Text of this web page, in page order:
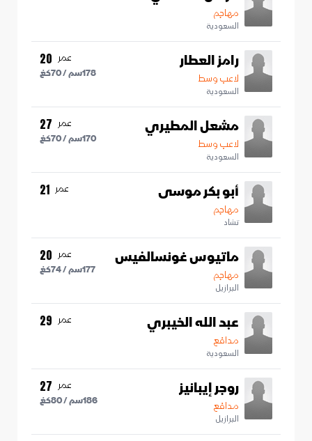
مهاجم
السعودية
رامز العطار
لاعب وسط
السعودية
عمر 20
178سم /70كغ
مشعل المطيري
لاعب وسط
السعودية
عمر 27
170سم /70كغ
أبو بكر موسى
مهاجم
تشاد
عمر 21
ماتيوس غونسالفيس
مهاجم
البرازيل
عمر 20
177سم /74كغ
عبد الله الخيبري
مدافع
السعودية
عمر 29
روجر إيبانيز
مدافع
البرازيل
عمر 27
186سم /80كغ